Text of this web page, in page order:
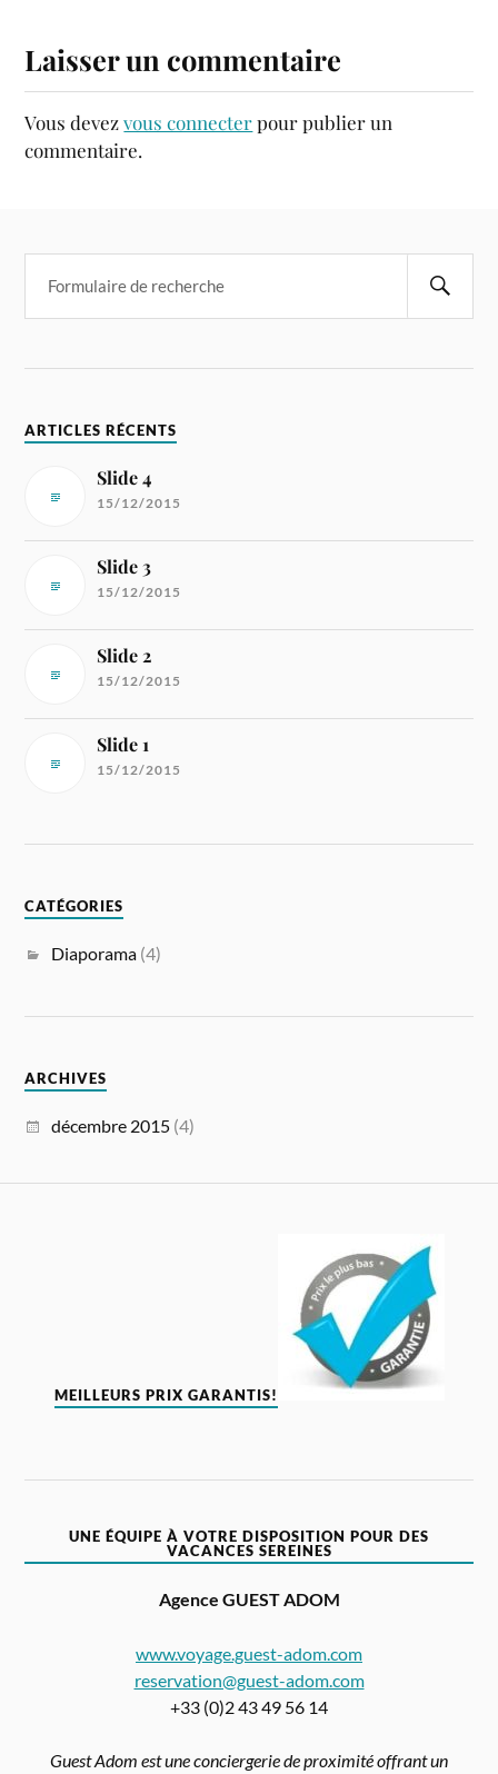
Laisser un commentaire
Vous devezvous connecterpour publier un
commentaire.
ARTICLES RÉCENTS
Slide 4
15/12/2015
Slide 3
15/12/2015
Slide 2
15/12/2015
Slide 1
15/12/2015
CATÉGORIES
Diaporama (4)
ARCHIVES
décembre 2015 (4)
MEILLEURS PRIX GARANTIS!
UNE ÉQUIPE À VOTRE DISPOSITION POUR DES
VACANCES SEREINES
Agence GUEST ADOM
www.voyage.guest-adom.com
reservation@guest-adom.com
+33 (0)2 43 49 56 14
Guest Adom est une conciergerie de proximité offrant un